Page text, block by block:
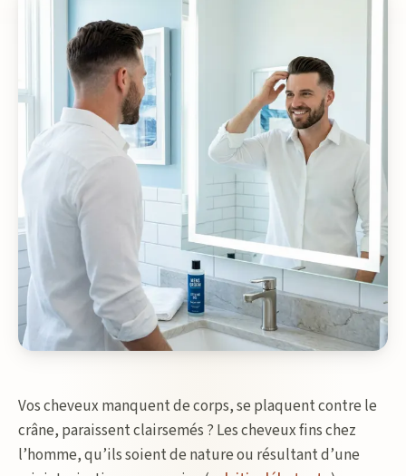
Vos cheveux manquent de corps, se plaquent contre le
crâne, paraissent clairsemés ? Les cheveux fins chez
l’homme, qu’ils soient de nature ou résultant d’une